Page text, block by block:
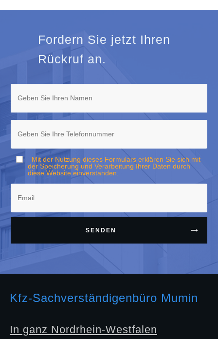
Fordern Sie jetzt Ihren
Rückruf an.
Mit der Nutzung dieses Formulars erklären Sie sich mit
der Speicherung und Verarbeitung Ihrer Daten durch
diese Website einverstanden.
SENDEN
Kfz-Sachverständigenbüro Mumin
In ganz Nordrhein-Westfalen